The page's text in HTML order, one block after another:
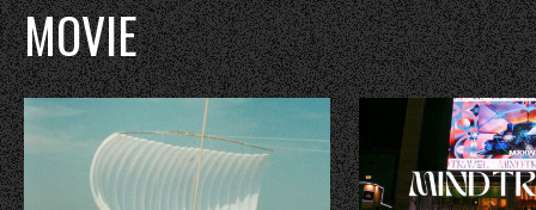
MOVIE